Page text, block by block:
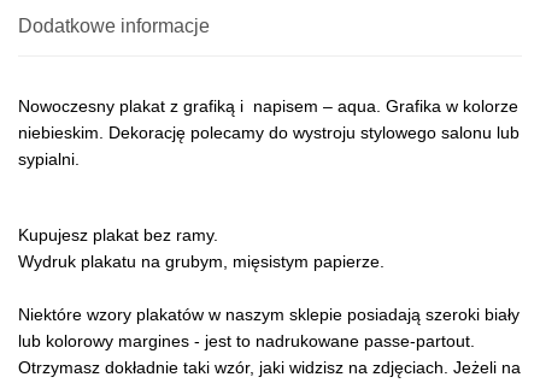
Dodatkowe informacje
Nowoczesny plakat z grafiką i napisem – aqua. Grafika w kolorze
niebieskim. Dekorację polecamy do wystroju stylowego salonu lub
sypialni.
Kupujesz plakat bez ramy.
Wydruk plakatu na grubym, mięsistym papierze.
Niektóre wzory plakatów w naszym sklepie posiadają szeroki biały
lub kolorowy margines - jest to nadrukowane passe-partout.
Otrzymasz dokładnie taki wzór, jaki widzisz na zdjęciach. Jeżeli na